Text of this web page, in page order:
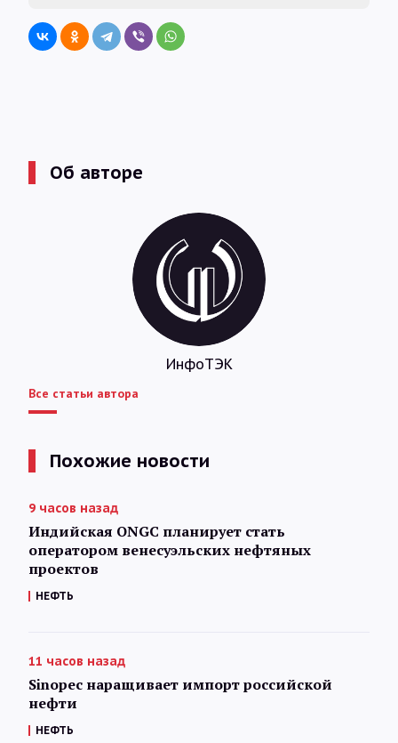
Об авторе
ИнфоТЭК
Все статьи автора
Похожие новости
9 часов назад
Индийская ONGC планирует стать
оператором венесуэльских нефтяных
проектов
НЕФТЬ
11 часов назад
Sinopec наращивает импорт российской
нефти
НЕФТЬ